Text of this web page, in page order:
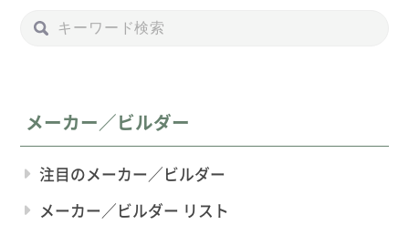
メーカー／ビルダー
注目のメーカー／ビルダー
メーカー／ビルダー リスト